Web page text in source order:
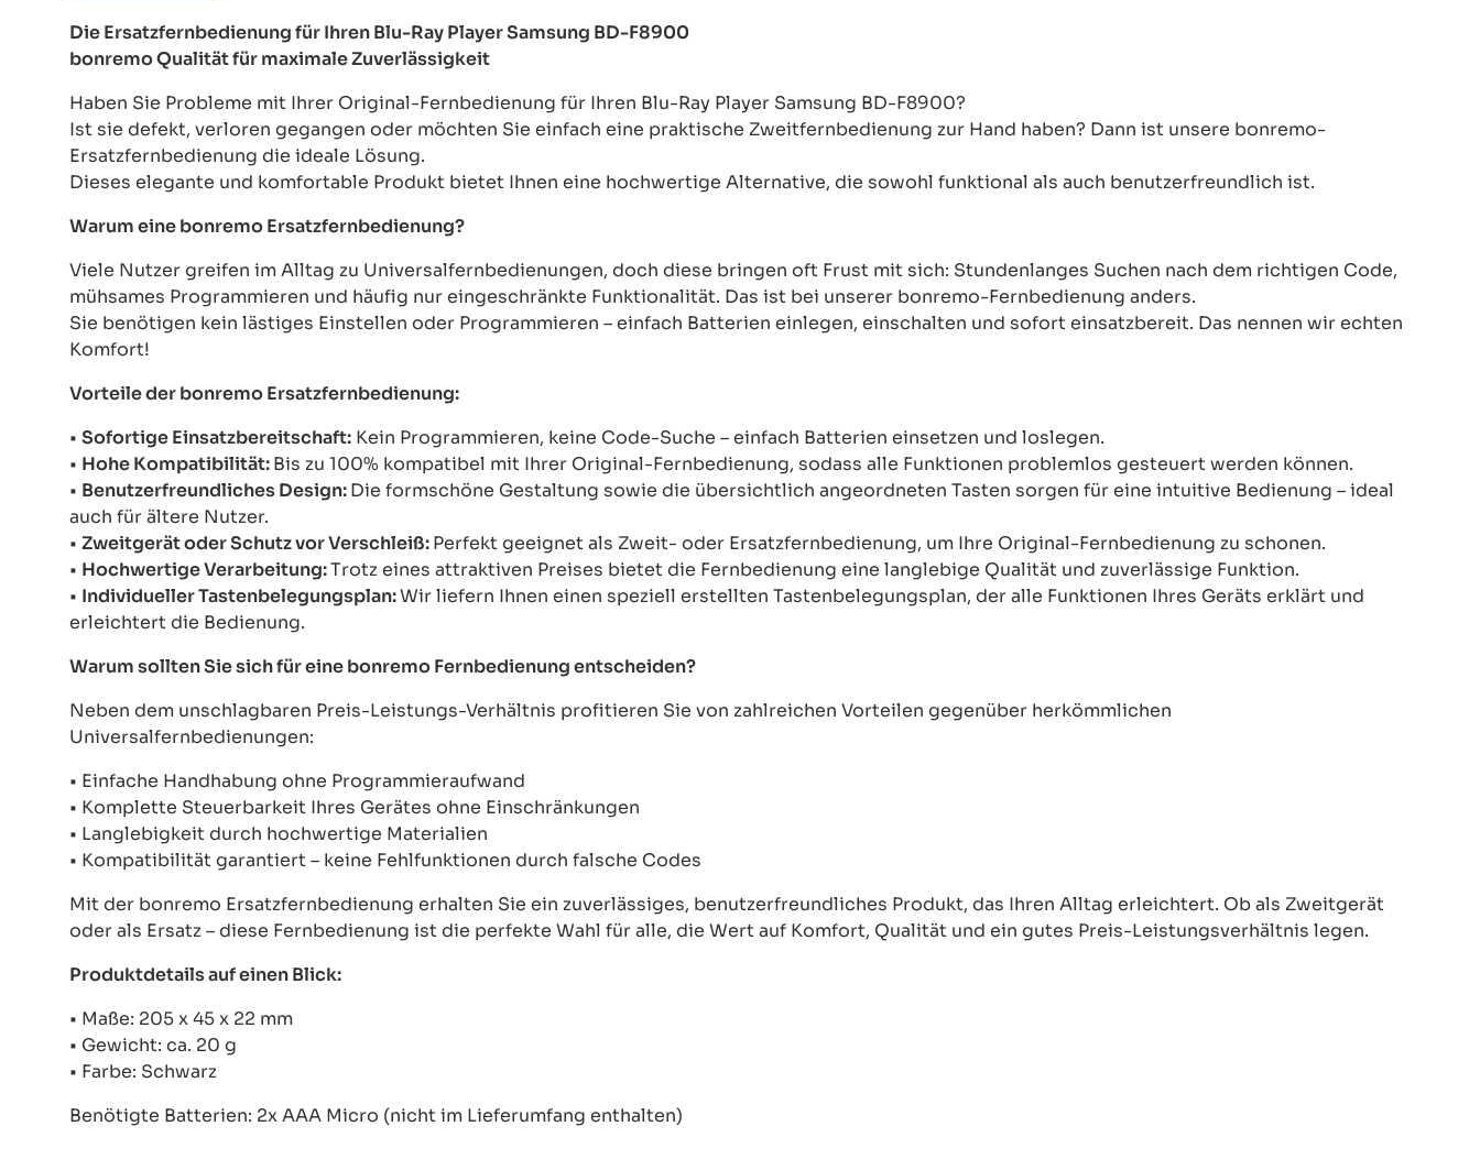
Die Ersatzfernbedienung für Ihren Blu-Ray Player Samsung BD-F8900
bonremo Qualität für maximale Zuverlässigkeit
Haben Sie Probleme mit Ihrer Original-Fernbedienung für Ihren Blu-Ray Player Samsung BD-F8900?
Ist sie defekt, verloren gegangen oder möchten Sie einfach eine praktische Zweitfernbedienung zur Hand haben? Dann ist unsere bonremo-
Ersatzfernbedienung die ideale Lösung.
Dieses elegante und komfortable Produkt bietet Ihnen eine hochwertige Alternative, die sowohl funktional als auch benutzerfreundlich ist.
Warum eine bonremo Ersatzfernbedienung?
Viele Nutzer greifen im Alltag zu Universalfernbedienungen, doch diese bringen oft Frust mit sich: Stundenlanges Suchen nach dem richtigen Code,
mühsames Programmieren und häufig nur eingeschränkte Funktionalität. Das ist bei unserer bonremo-Fernbedienung anders.
Sie benötigen kein lästiges Einstellen oder Programmieren – einfach Batterien einlegen, einschalten und sofort einsatzbereit. Das nennen wir echten
Komfort!
Vorteile der bonremo Ersatzfernbedienung:
• Sofortige Einsatzbereitschaft: Kein Programmieren, keine Code-Suche – einfach Batterien einsetzen und loslegen.
• Hohe Kompatibilität:Bis zu 100% kompatibel mit Ihrer Original-Fernbedienung, sodass alle Funktionen problemlos gesteuert werden können.
• Benutzerfreundliches Design:Die formschöne Gestaltung sowie die übersichtlich angeordneten Tasten sorgen für eine intuitive Bedienung – ideal
auch für ältere Nutzer.
• Zweitgerät oder Schutz vor Verschleiß:Perfekt geeignet als Zweit- oder Ersatzfernbedienung, um Ihre Original-Fernbedienung zu schonen.
• Hochwertige Verarbeitung:Trotz eines attraktiven Preises bietet die Fernbedienung eine langlebige Qualität und zuverlässige Funktion.
• Individueller Tastenbelegungsplan:Wir liefern Ihnen einen speziell erstellten Tastenbelegungsplan, der alle Funktionen Ihres Geräts erklärt und
erleichtert die Bedienung.
Warum sollten Sie sich für eine bonremo Fernbedienung entscheiden?
Neben dem unschlagbaren Preis-Leistungs-Verhältnis profitieren Sie von zahlreichen Vorteilen gegenüber herkömmlichen
Universalfernbedienungen:
• Einfache Handhabung ohne Programmieraufwand
• Komplette Steuerbarkeit Ihres Gerätes ohne Einschränkungen
• Langlebigkeit durch hochwertige Materialien
• Kompatibilität garantiert – keine Fehlfunktionen durch falsche Codes
Mit der bonremo Ersatzfernbedienung erhalten Sie ein zuverlässiges, benutzerfreundliches Produkt, das Ihren Alltag erleichtert. Ob als Zweitgerät
oder als Ersatz – diese Fernbedienung ist die perfekte Wahl für alle, die Wert auf Komfort, Qualität und ein gutes Preis-Leistungsverhältnis legen.
Produktdetails auf einen Blick:
• Maße: 205 x 45 x 22 mm
• Gewicht: ca. 20 g
• Farbe: Schwarz
Benötigte Batterien: 2x AAA Micro (nicht im Lieferumfang enthalten)